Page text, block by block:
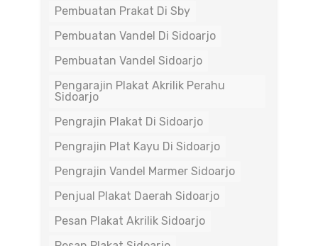
Pembuatan Prakat Di Sby
Pembuatan Vandel Di Sidoarjo
Pembuatan Vandel Sidoarjo
Pengarajin Plakat Akrilik Perahu
Sidoarjo
Pengrajin Plakat Di Sidoarjo
Pengrajin Plat Kayu Di Sidoarjo
Pengrajin Vandel Marmer Sidoarjo
Penjual Plakat Daerah Sidoarjo
Pesan Plakat Akrilik Sidoarjo